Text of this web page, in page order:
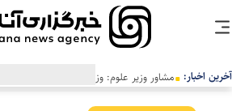
آخرین اخبار: مشاور وزیر علوم: وزارت علوم در راستای